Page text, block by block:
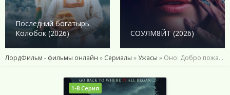
Последний богатырь.
Колобок (2026)
СОУЛМ8ЙТ (2026)
ЛордФильм - фильмы онлайн » Сериалы »Ужасы » Оно: Добро пожаловать в Дерри (2025)
1-8 Серия